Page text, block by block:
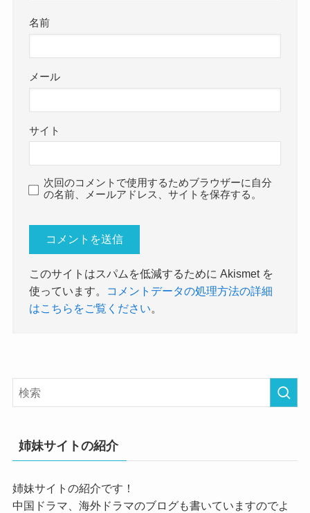
名前
メール
サイト
次回のコメントで使用するためブラウザーに自分
の名前、メールアドレス、サイトを保存する。
このサイトはスパムを低減するために Akismet を
使っています。
コメントデータの処理方法の詳細
はこちらをご覧ください。
姉妹サイトの紹介
姉妹サイトの紹介です！
中国ドラマ、海外ドラマのブログも書いていますのでよ